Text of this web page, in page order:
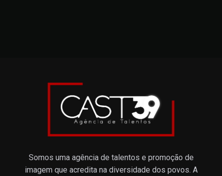
Somos uma agência de talentos e promoção de
imagem que acredita na diversidade dos povos. A